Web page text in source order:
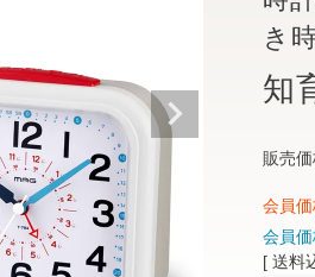
き
知
販売
会員
会員
送料